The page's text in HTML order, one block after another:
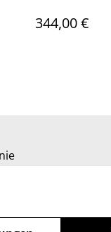
344,00 €